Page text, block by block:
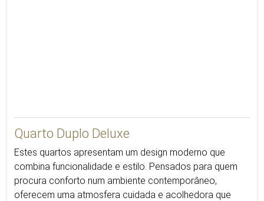
Quarto Duplo Deluxe
Estes quartos apresentam um design moderno que
combina funcionalidade e estilo. Pensados para quem
procura conforto num ambiente contemporâneo,
oferecem uma atmosfera cuidada e acolhedora que